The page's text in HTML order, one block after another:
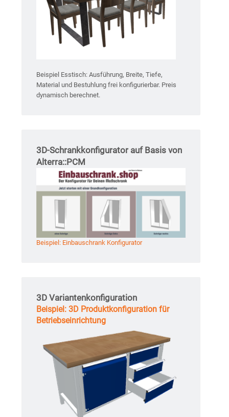
Beispiel Esstisch: Ausführung, Breite, Tiefe,
Material und Bestuhlung frei konfigurierbar. Preis
dynamisch berechnet.
3D-Schrankkonfigurator auf Basis von
Alterra::PCM
Beispiel: Einbauschrank Konfigurator
3D Variantenkonfiguration
Beispiel: 3D Produktkonfiguration für
Betriebseinrichtung